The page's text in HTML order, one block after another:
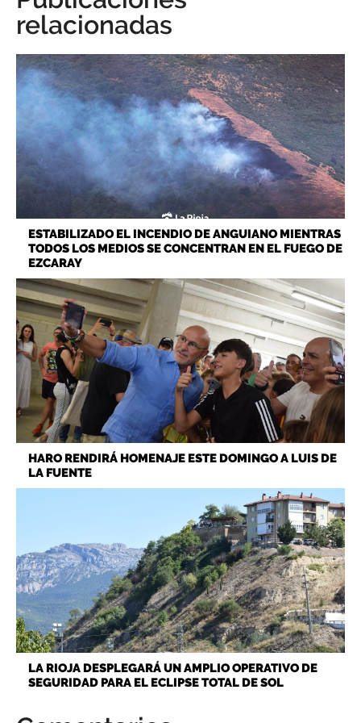
relacionadas
ESTABILIZADO EL INCENDIO DE ANGUIANO MIENTRAS
TODOS LOS MEDIOS SE CONCENTRAN EN EL FUEGO DE
EZCARAY
HARO RENDIRÁ HOMENAJE ESTE DOMINGO A LUIS DE
LA FUENTE
LA RIOJA DESPLEGARÁ UN AMPLIO OPERATIVO DE
SEGURIDAD PARA EL ECLIPSE TOTAL DE SOL